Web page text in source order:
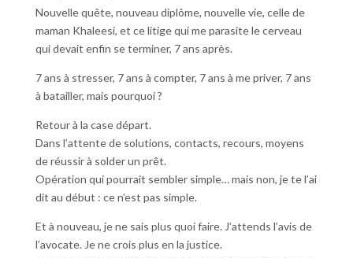
Nouvelle quête, nouveau diplôme, nouvelle vie, celle de
maman Khaleesi, et ce litige qui me parasite le cerveau
qui devait enfin se terminer, 7 ans après.
7 ans à stresser, 7 ans à compter, 7 ans à me priver, 7 ans
à batailler, mais pourquoi ?
Retour à la case départ.
Dans l’attente de solutions, contacts, recours, moyens
de réussir à solder un prêt.
Opération qui pourrait sembler simple… mais non, je te l’ai
dit au début : ce n’est pas simple.
Et à nouveau, je ne sais plus quoi faire. J’attends l’avis de
l’avocate. Je ne crois plus en la justice.